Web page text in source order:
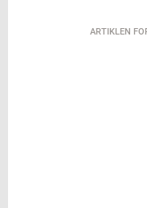
ARTIKLEN